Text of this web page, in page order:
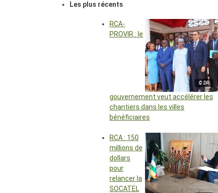
Les plus récents
© DR
RCA-
PROVIR : le
gouvernement veut accélérer les
chantiers dans les villes
bénéficiaires
RCA : 150
millions de
dollars
pour
relancer la
SOCATEL